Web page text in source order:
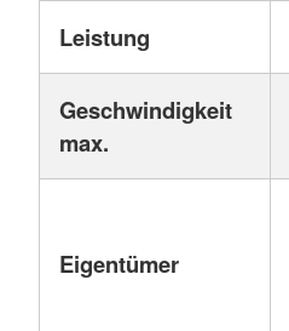
Leistung
Geschwindigkeit
max.
Eigentümer